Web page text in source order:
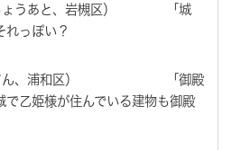
じょうあと、岩槻区） 「城
れっぽい？
ごてん、浦和区） 「御殿
で乙姫様が住んでいる建物も御殿